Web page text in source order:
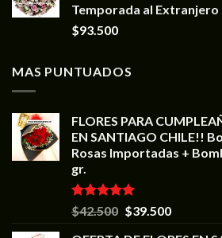
Temporada al Extranjero
$93.500
MAS PUNTUADOS
FLORES PARA
EN SANTIAGO CHILE!!
Rosas Importadas +
gr.
Valorado en
5.00
$42.500 $39.500